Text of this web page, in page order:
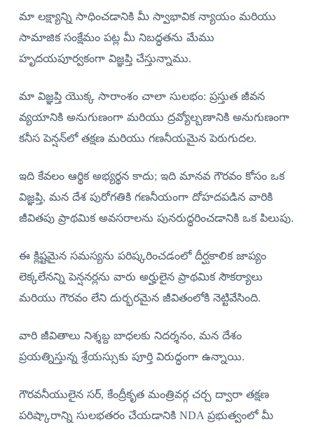
మా లక్ష్యాన్ని సాధించడానికి మీ స్వాభావిక న్యాయం మరియు
సామాజిక సంక్షేమం పట్ల మీ నిబద్ధతను మేము
హృదయపూర్వకంగా విజ్ఞప్తి చేస్తున్నాము.
మా విజ్ఞప్తి యొక్క సారాంశం చాలా సులభం: ప్రస్తుత జీవన
వ్యయానికి అనుగుణంగా మరియు ద్రవ్యోల్బణానికి అనుగుణంగా
కనీస పెన్షన్‌లో తక్షణ మరియు గణనీయమైన పెరుగుదల.
ఇది కేవలం ఆర్థిక అభ్యర్థన కాదు; ఇది మానవ గౌరవం కోసం ఒక
విజ్ఞప్తి, మన దేశ పురోగతికి గణనీయంగా దోహదపడిన వారికి
జీవితపు ప్రాథమిక అవసరాలను పునరుద్ధరించడానికి ఒక పిలుపు.
ఈ క్లిష్టమైన సమస్యను పరిష్కరించడంలో దీర్ఘకాలిక జాప్యం
లెక్కలేనన్ని పెన్షనర్లను వారు అర్హులైన ప్రాథమిక సౌకర్యాలు
మరియు గౌరవం లేని దుర్భరమైన జీవితంలోకి నెట్టివేసింది.
వారి జీవితాలు నిశ్శబ్ద బాధలకు నిదర్శనం, మన దేశం
ప్రయత్నిస్తున్న శ్రేయస్సుకు పూర్తి విరుద్ధంగా ఉన్నాయి.
గౌరవనీయులైన సర్, కేంద్రీకృత మంత్రివర్గ చర్చ ద్వారా తక్షణ
పరిష్కారాన్ని సులభతరం చేయడానికి NDA ప్రభుత్వంలో మీ